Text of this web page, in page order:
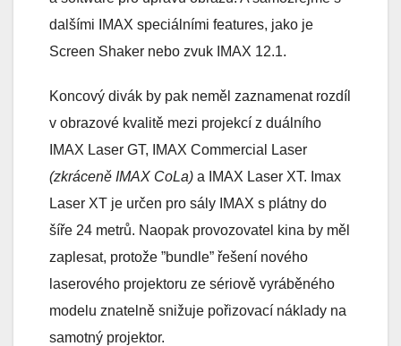
dalšími IMAX speciálními features, jako je
Screen Shaker nebo zvuk IMAX 12.1.
Koncový divák by pak neměl zaznamenat rozdíl
v obrazové kvalitě mezi projekcí z duálního
IMAX Laser GT, IMAX Commercial Laser
(zkráceně IMAX CoLa) a IMAX Laser XT. Imax
Laser XT je určen pro sály IMAX s plátny do
šíře 24 metrů. Naopak provozovatel kina by měl
zaplesat, protože ”bundle” řešení nového
laserového projektoru ze sériově vyráběného
modelu znatelně snižuje pořizovací náklady na
samotný projektor.